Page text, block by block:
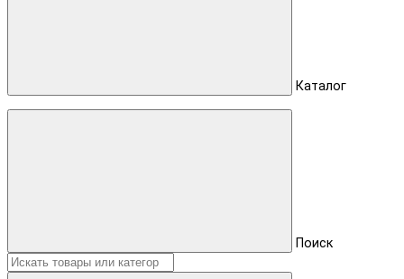
Каталог
Поиск